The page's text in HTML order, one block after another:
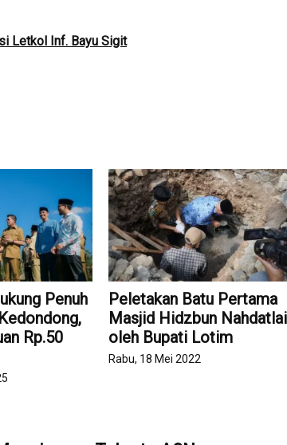
Letkol Inf. Bayu Sigit
Penuh
Rp.50
Peletakan Batu Pertama
Masjid Hidzbun
oleh Bupati Lotim
Rabu, 18 Mei 2022